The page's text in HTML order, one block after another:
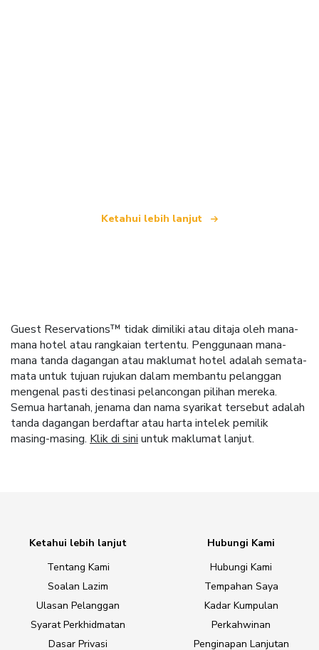
Ketahui lebih lanjut
Guest Reservations™ tidak dimiliki atau ditaja oleh mana-
mana hotel atau rangkaian tertentu. Penggunaan mana-
mana tanda dagangan atau maklumat hotel adalah semata-
mata untuk tujuan rujukan dalam membantu pelanggan
mengenal pasti destinasi pelancongan pilihan mereka.
Semua hartanah, jenama dan nama syarikat tersebut adalah
tanda dagangan berdaftar atau harta intelek pemilik
masing-masing. Klik di sini untuk maklumat lanjut.
Ketahui lebih lanjut
Tentang Kami
Soalan Lazim
Ulasan Pelanggan
Syarat Perkhidmatan
Dasar Privasi
Hubungi Kami
Hubungi Kami
Tempahan Saya
Kadar Kumpulan
Perkahwinan
Penginapan Lanjutan